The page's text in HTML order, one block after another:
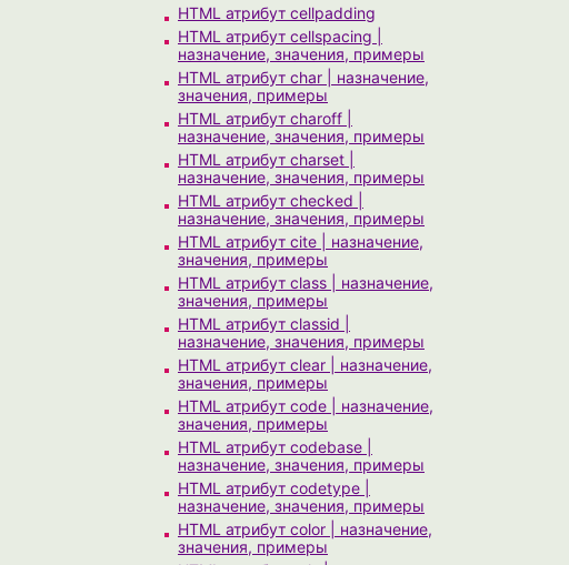
HTML атрибут cellpadding
HTML атрибут cellspacing |
назначение, значения, примеры
HTML атрибут char | назначение,
значения, примеры
HTML атрибут charoff |
назначение, значения, примеры
HTML атрибут charset |
назначение, значения, примеры
HTML атрибут checked |
назначение, значения, примеры
HTML атрибут cite | назначение,
значения, примеры
HTML атрибут class | назначение,
значения, примеры
HTML атрибут classid |
назначение, значения, примеры
HTML атрибут clear | назначение,
значения, примеры
HTML атрибут code | назначение,
значения, примеры
HTML атрибут codebase |
назначение, значения, примеры
HTML атрибут codetype |
назначение, значения, примеры
HTML атрибут color | назначение,
значения, примеры